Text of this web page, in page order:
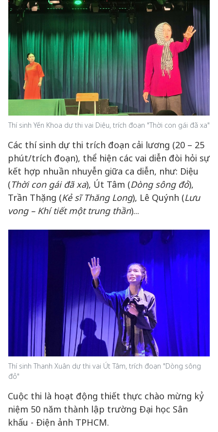
Thí sinh Yến Khoa dự thi vai Diệu, trích đoạn "Thời con gái đã xa"
Các thí sinh dự thi trích đoạn cải lương (20 – 25
phút/trích đoạn), thể hiện các vai diễn đòi hỏi sự
kết hợp nhuần nhuyễn giữa ca diễn, như: Diệu
(Thời con gái đã xa), Út Tâm (Dòng sông đỏ),
Trần Thặng (Kẻ sĩ Thăng Long), Lê Quýnh (Lưu
vong – Khí tiết một trung thần)...
Thí sinh Thanh Xuân dự thi vai Út Tâm, trích đoạn "Dòng sông
đỏ"
Cuộc thi là hoạt động thiết thực chào mừng kỷ
niệm 50 năm thành lập trường Đại học Sân
khấu - Điện ảnh TPHCM.